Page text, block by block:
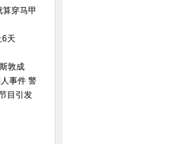
穿马甲
6天
敦成
事件 警
目引发